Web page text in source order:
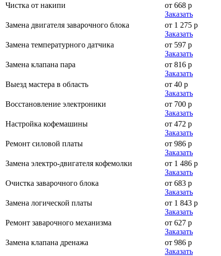
Чистка от накипи
от 668 р
Заказать
Замена двигателя заварочного блока
от 1 275 р
Заказать
Замена температурного датчика
от 597 р
Заказать
Замена клапана пара
от 816 р
Заказать
Выезд мастера в область
от 40 р
Заказать
Восстановление электроники
от 700 р
Заказать
Настройка кофемашины
от 472 р
Заказать
Ремонт силовой платы
от 986 р
Заказать
Замена электро-двигателя кофемолки
от 1 486 р
Заказать
Очистка заварочного блока
от 683 р
Заказать
Замена логической платы
от 1 843 р
Заказать
Ремонт заварочного механизма
от 627 р
Заказать
Замена клапана дренажа
от 986 р
Заказать